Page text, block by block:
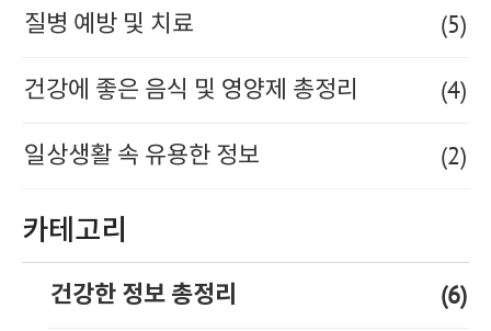
질병 예방 및 치료 (5)
건강에 좋은 음식 및 영양제 총정리 (4)
일상생활 속 유용한 정보 (2)
카테고리
건강한 정보 총정리 (6)